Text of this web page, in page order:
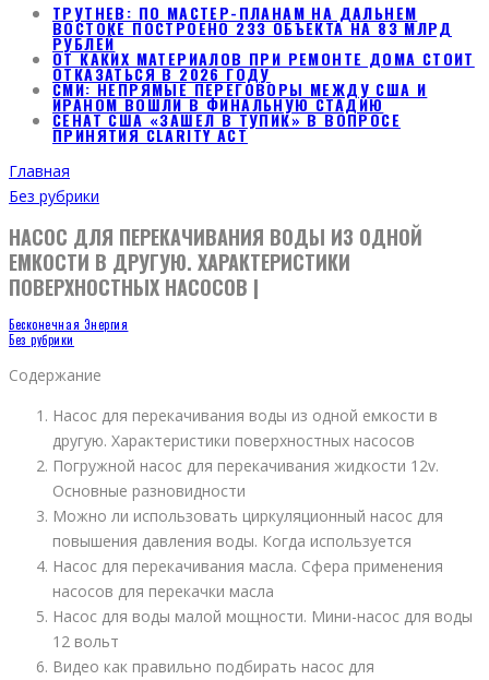
ТРУТНЕВ: ПО МАСТЕР-ПЛАНАМ НА ДАЛЬНЕМ
ВОСТОКЕ ПОСТРОЕНО 233 ОБЪЕКТА НА 83 МЛРД
РУБЛЕЙ
ОТ КАКИХ МАТЕРИАЛОВ ПРИ РЕМОНТЕ ДОМА СТОИТ
ОТКАЗАТЬСЯ В 2026 ГОДУ
СМИ: НЕПРЯМЫЕ ПЕРЕГОВОРЫ МЕЖДУ США И
ИРАНОМ ВОШЛИ В ФИНАЛЬНУЮ СТАДИЮ
СЕНАТ США «ЗАШЕЛ В ТУПИК» В ВОПРОСЕ
ПРИНЯТИЯ CLARITY ACT
Главная
Без рубрики
НАСОС ДЛЯ ПЕРЕКАЧИВАНИЯ ВОДЫ ИЗ ОДНОЙ
ЕМКОСТИ В ДРУГУЮ. ХАРАКТЕРИСТИКИ
ПОВЕРХНОСТНЫХ НАСОСОВ |
Бесконечная Энергия
Без рубрики
Содержание
Насос для перекачивания воды из одной емкости в
другую. Характеристики поверхностных насосов
Погружной насос для перекачивания жидкости 12v.
Основные разновидности
Можно ли использовать циркуляционный насос для
повышения давления воды. Когда используется
Насос для перекачивания масла. Сфера применения
насосов для перекачки масла
Насос для воды малой мощности. Мини-насос для воды
12 вольт
Видео как правильно подбирать насос для